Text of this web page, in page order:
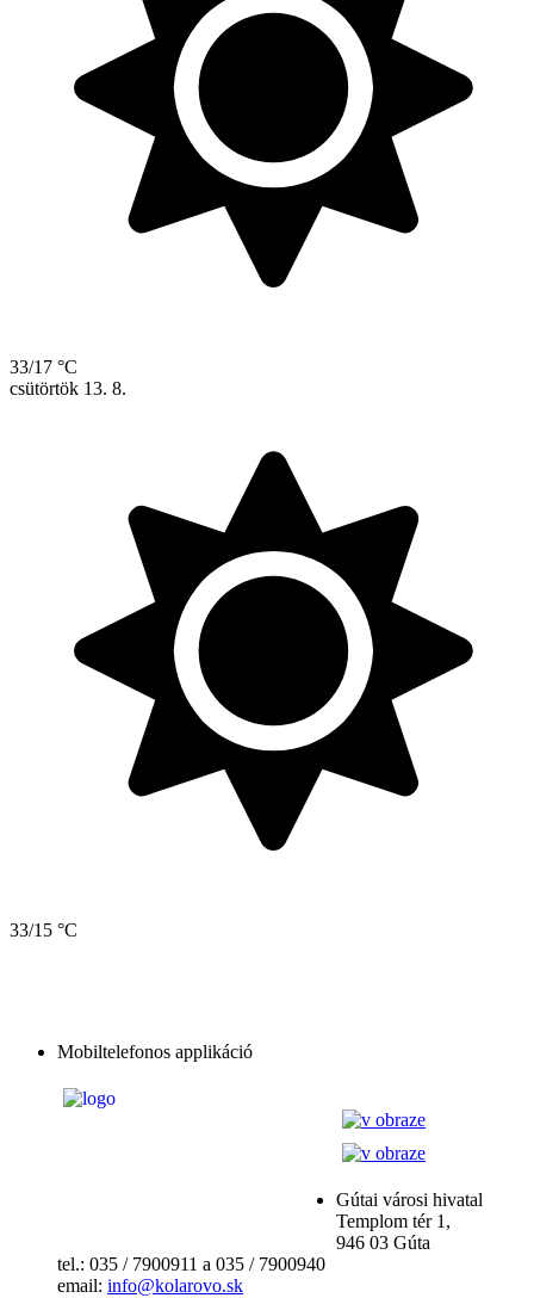
33/17 °C
csütörtök 13. 8.
33/15 °C
Mobiltelefonos applikáció
Gútai városi hivatal
Templom tér 1,
946 03 Gúta
tel.: 035 / 7900911 a 035 / 7900940
email: info@kolarovo.sk